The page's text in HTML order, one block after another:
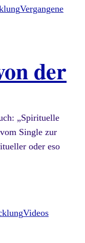
Vergangene
der
„Spirituelle
Single zur
oder eso
Videos